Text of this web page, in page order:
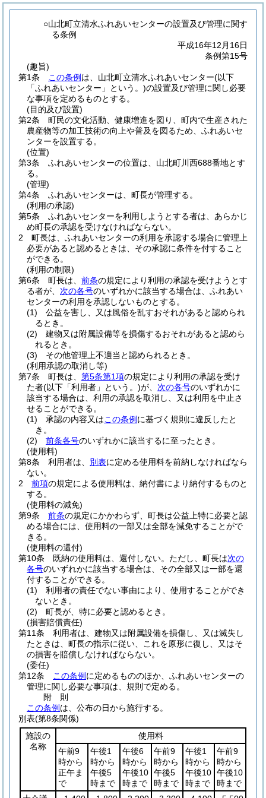
○山北町立清水ふれあいセンターの設置及び管理に関す
る条例
平成16年12月16日
条例第15号
(趣旨)
第1条
この条例 は、山北町立清水ふれあいセンター(以下
「ふれあいセンター」という。)の設置及び管理に関し必要
な事項を定めるものとする。
(目的及び設置)
第2条
町民の文化活動、健康増進を図り、町内で生産された
農産物等の加工技術の向上や普及を図るため、ふれあいセ
ンターを設置する。
(位置)
第3条
ふれあいセンターの位置は、山北町川西688番地とす
る。
(管理)
第4条
ふれあいセンターは、町長が管理する。
(利用の承認)
第5条
ふれあいセンターを利用しようとする者は、あらかじ
め町長の承認を受けなければならない。
2
町長は、ふれあいセンターの利用を承認する場合に管理上
必要があると認めるときは、その承認に条件を付すること
ができる。
(利用の制限)
第6条
町長は、 前条の規定により利用の承認を受けようとす
る者が、 次の各号のいずれかに該当する場合は、ふれあい
センターの利用を承認しないものとする。
(1)
公益を害し、又は風俗を乱すおそれがあると認められ
るとき。
(2)
建物又は附属設備等を損傷するおそれがあると認めら
れるとき。
(3)
その他管理上不適当と認められるとき。
(利用承認の取消し等)
第7条
町長は、 第5条第1項の規定により利用の承認を受け
た者(以下「利用者」という。)が、 次の各号のいずれかに
該当する場合は、利用の承認を取消し、又は利用を中止さ
せることができる。
(1)
承認の内容又はこの条例 に基づく規則に違反したと
き。
(2)
前条各号のいずれかに該当するに至ったとき。
(使用料)
第8条
利用者は、 別表に定める使用料を前納しなければなら
ない。
2
前項の規定による使用料は、納付書により納付するものと
する。
(使用料の減免)
第9条
前条の規定にかかわらず、町長は公益上特に必要と認
める場合には、使用料の一部又は全部を減免することがで
きる。
(使用料の還付)
第10条
既納の使用料は、還付しない。 ただし、町長は次の
各号のいずれかに該当する場合は、その全部又は一部を還
付することができる。
(1)
利用者の責任でない事由により、使用することができ
ないとき。
(2)
町長が、特に必要と認めるとき。
(損害賠償責任)
第11条
利用者は、建物又は附属設備を損傷し、又は滅失し
たときは、町長の指示に従い、これを原形に復し、又はそ
の損害を賠償しなければならない。
(委任)
第12条
この条例 に定めるもののほか、ふれあいセンターの
管理に関し必要な事項は、規則で定める。
附 則
この条例 は、公布の日から施行する。
別表(第8条関係)
施設の
名称
使用料
午前9
時から
正午ま
で
午後1
時から
午後5
時まで
午後6
時から
午後10
時まで
午前9
時から
午後5
時まで
午後1
時から
午後10
時まで
午前9
時から
午後10
時まで